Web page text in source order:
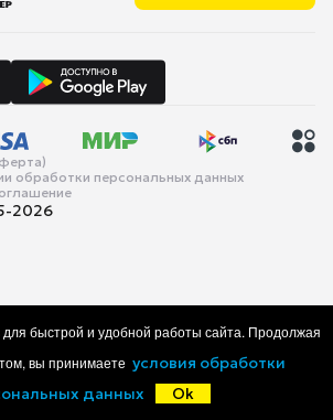
обработки персональных данных
2026
Корзина Избранное
быстрой и удобной работы сайта. Продолжая
вы принимаете условия обработки
данных
Ok